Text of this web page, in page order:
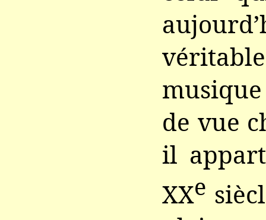
de vue
il
XXe